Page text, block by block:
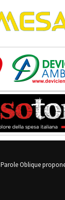
Parole Oblique